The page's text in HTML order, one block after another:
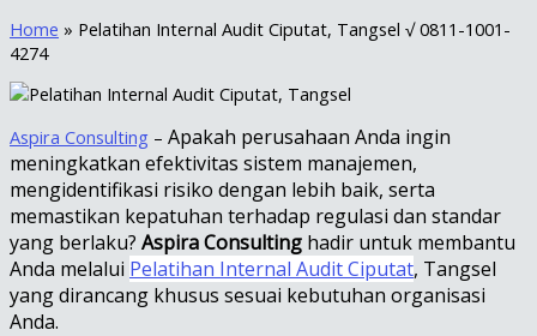
Home » Pelatihan Internal Audit Ciputat, Tangsel √ 0811-1001-
4274
Aspira Consulting – Apakah perusahaan Anda ingin
meningkatkan efektivitas sistem manajemen,
mengidentifikasi risiko dengan lebih baik, serta
memastikan kepatuhan terhadap regulasi dan standar
yang berlaku? Aspira Consulting hadir untuk membantu
Anda melalui Pelatihan Internal Audit Ciputat, Tangsel
yang dirancang khusus sesuai kebutuhan organisasi
Anda.